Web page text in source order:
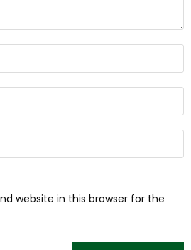
website in this browser for the